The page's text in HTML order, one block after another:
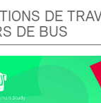
DE
DE BUS